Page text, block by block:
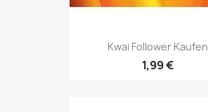
Kwai Follower Kaufen
1,99 €